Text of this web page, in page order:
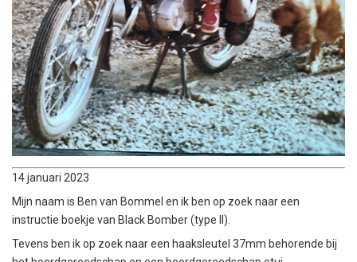
14 januari 2023
Mijn naam is Ben van Bommel en ik ben op zoek naar een
instructie boekje van Black Bomber (type II).
Tevens ben ik op zoek naar een haaksleutel 37mm behorende bij